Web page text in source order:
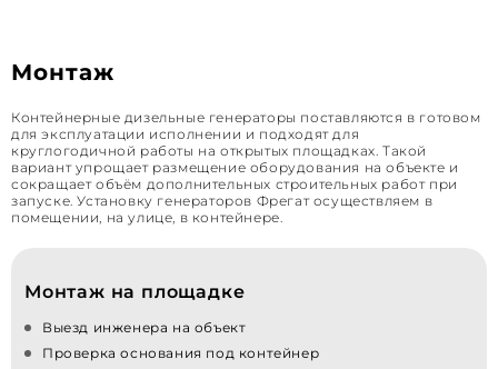
Монтаж
Контейнерные дизельные генераторы поставляются в готовом
для эксплуатации исполнении и подходят для
круглогодичной работы на открытых площадках. Такой
вариант упрощает размещение оборудования на объекте и
сокращает объём дополнительных строительных работ при
запуске. Установку генераторов Фрегат осуществляем в
помещении, на улице, в контейнере.
Монтаж на площадке
Выезд инженера на объект
Проверка основания под контейнер